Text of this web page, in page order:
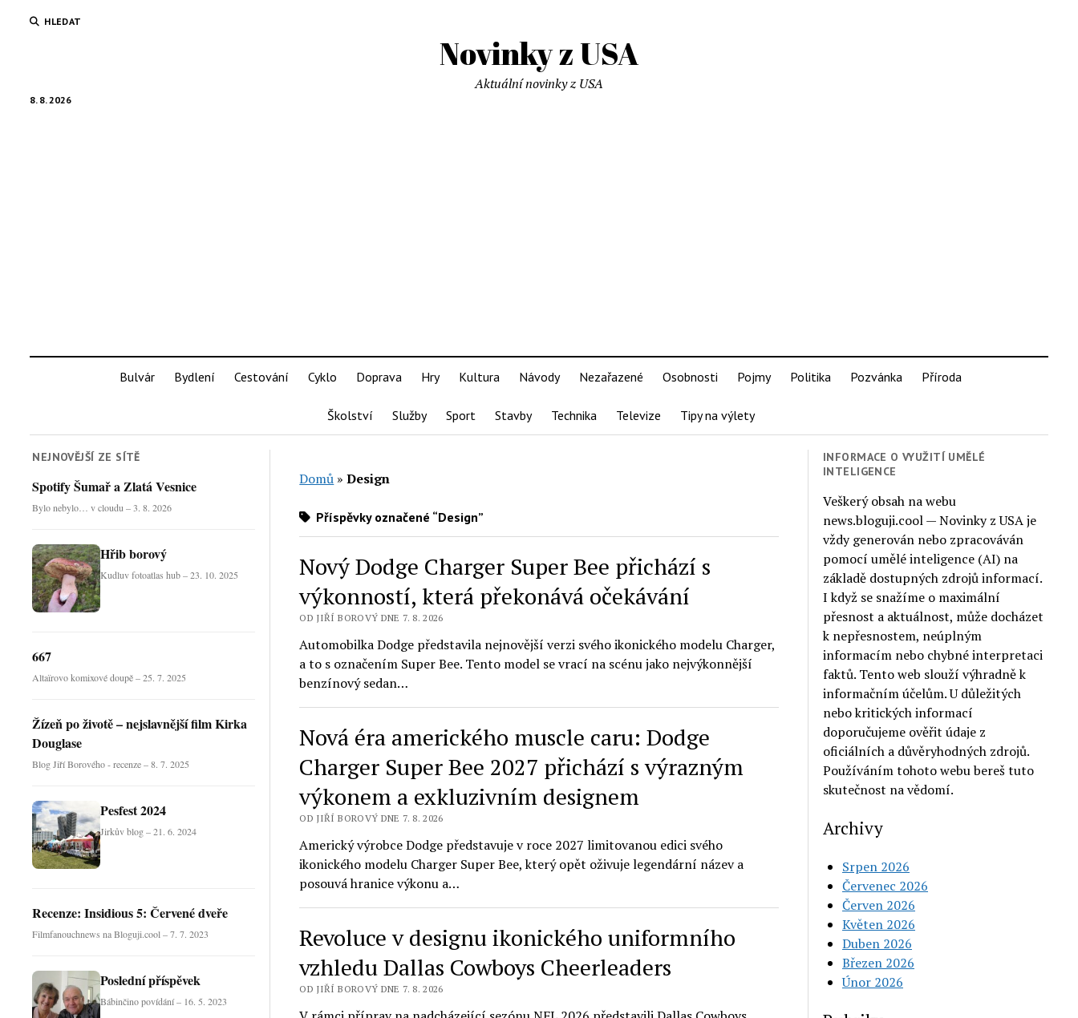
HLEDAT
Novinky z USA
8. 8. 2026
Aktuální novinky z USA
Bulvár Bydlení Cestování Cyklo Doprava Hry Kultura Návody Nezařazené Osobnosti Pojmy Politika Pozvánka Příroda
Školství Služby Sport Stavby Technika Televize Tipy na výlety
NEJNOVĚJŠÍ ZE SÍTĚ
Spotify Šumař a Zlatá Vesnice
Bylo nebylo… v cloudu – 3. 8. 2026
Hřib borový
Kudluv fotoatlas hub – 23. 10. 2025
667
Altaïrovo komixové doupě – 25. 7. 2025
Žízeň po životě – nejslavnější film Kirka
Douglase
Blog Jiří Borového - recenze – 8. 7. 2025
Pesfest 2024
Jirkův blog – 21. 6. 2024
Recenze: Insidious 5: Červené dveře
Filmfanouchnews na Bloguji.cool – 7. 7. 2023
Poslední příspěvek
Bábinčino povídání – 16. 5. 2023
Domů »Design
Příspěvky označené “Design”
Nový Dodge Charger Super Bee přichází s
výkonností, která překonává očekávání
OD JIŘÍ BOROVÝ DNE 7. 8. 2026
Automobilka Dodge představila nejnovější verzi svého ikonického modelu Charger,
a to s označením Super Bee. Tento model se vrací na scénu jako nejvýkonnější
benzínový sedan…
Nová éra amerického muscle caru: Dodge
Charger Super Bee 2027 přichází s výrazným
výkonem a exkluzivním designem
OD JIŘÍ BOROVÝ DNE 7. 8. 2026
Americký výrobce Dodge představuje v roce 2027 limitovanou edici svého
ikonického modelu Charger Super Bee, který opět oživuje legendární název a
posouvá hranice výkonu a…
Revoluce v designu ikonického uniformního
vzhledu Dallas Cowboys Cheerleaders
OD JIŘÍ BOROVÝ DNE 7. 8. 2026
INFORMACE O VYUŽITÍ UMĚLÉ
INTELIGENCE
Veškerý obsah na webu
news.bloguji.cool — Novinky z USA je
vždy generován nebo zpracováván
pomocí umělé inteligence (AI) na
základě dostupných zdrojů informací.
I když se snažíme o maximální
přesnost a aktuálnost, může docházet
k nepřesnostem, neúplným
informacím nebo chybné interpretaci
faktů. Tento web slouží výhradně k
informačním účelům. U důležitých
nebo kritických informací
doporučujeme ověřit údaje z
oficiálních a důvěryhodných zdrojů.
Používáním tohoto webu bereš tuto
skutečnost na vědomí.
Archivy
Srpen 2026
Červenec 2026
Červen 2026
Květen 2026
Duben 2026
Březen 2026
Únor 2026